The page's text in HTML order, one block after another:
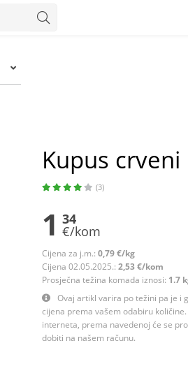
Kupus crveni
(3)
1 34
€/kom
Cijena za j.m.: 0,79 €/kg
Cijena 02.05.2025.: 2,53 €/kom
Prosječna težina komada iznosi: 1.7
Ovaj artikl varira po težini pa je i
cijena prema vašem odabiru
interneta, prema navedenoj će se
dobiti na našem računu.